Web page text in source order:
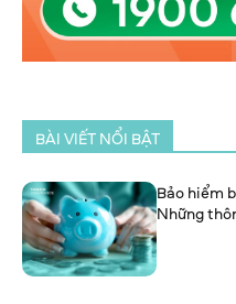
BÀI VIẾT NỔI BẬT
Bảo hiểm
Những